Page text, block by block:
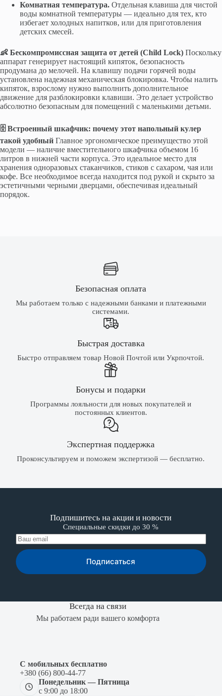
Комнатная температура. Отдельная клавиша для чистой
воды комнатной температуры — идеально для тех, кто
избегает холодных напитков, или для приготовления
детских смесей.
👶 Бескомпромиссная защита от детей (Child Lock) Поскольку
аппарат генерирует настоящий кипяток, безопасность
продумана до мелочей. На клавишу подачи горячей воды
установлена надежная механическая блокировка. Чтобы налить
кипяток, взрослому нужно выполнить дополнительное
движение для разблокировки клавиши. Это делает устройство
абсолютно безопасным для помещений с маленькими детьми.
🗄️ Встроенный шкафчик: почему этот напольный кулер
такой удобный Главное эргономическое преимущество этой
модели — наличие вместительного шкафчика объемом 16
литров в нижней части корпуса. Это идеальное место для
хранения одноразовых стаканчиков, стиков с сахаром, чая или
кофе. Все необходимое всегда находится под рукой и скрыто за
эстетичными черными дверцами, обеспечивая идеальный
порядок.
Безопасная оплата
Мы работаем только с надежными банками и платежными
системами.
Быстрая доставка
Быстро отправляем товар Новой Почтой или Укрпочтой.
Бонусы и подарки
Программы лояльности для новых покупателей и
постоянных клиентов.
Экспертная поддержка
Проконсультируем и поможем экспертизой — бесплатно.
Подпишитесь на акции и новости
Специальные скидки до 30 %
Подписаться
Всегда на связи
Мы работаем ради вашего комфорта
С мобильных бесплатно
+380 (66) 800-44-77
Понедельник — Пятница
с 9:00 до 18:00